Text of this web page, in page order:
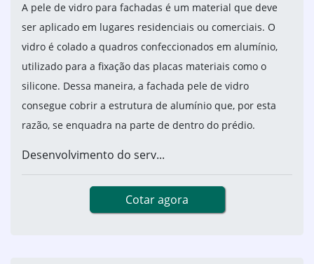
A pele de vidro para fachadas é um material que deve
ser aplicado em lugares residenciais ou comerciais. O
vidro é colado a quadros confeccionados em alumínio,
utilizado para a fixação das placas materiais como o
silicone. Dessa maneira, a fachada pele de vidro
consegue cobrir a estrutura de alumínio que, por esta
razão, se enquadra na parte de dentro do prédio.
Desenvolvimento do serv...
Cotar agora